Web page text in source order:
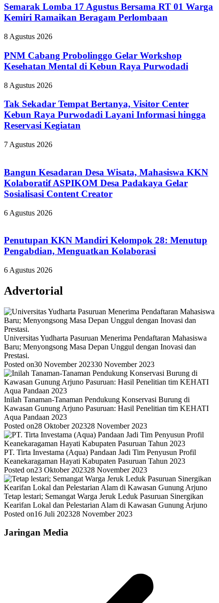
Semarak Lomba 17 Agustus Bersama RT 01 Warga
Kemiri Ramaikan Beragam Perlombaan
8 Agustus 2026
PNM Cabang Probolinggo Gelar Workshop
Kesehatan Mental di Kebun Raya Purwodadi
8 Agustus 2026
Tak Sekadar Tempat Bertanya, Visitor Center
Kebun Raya Purwodadi Layani Informasi hingga
Reservasi Kegiatan
7 Agustus 2026
Bangun Kesadaran Desa Wisata, Mahasiswa KKN
Kolaboratif ASPIKOM Desa Padakaya Gelar
Sosialisasi Content Creator
6 Agustus 2026
Penutupan KKN Mandiri Kelompok 28: Menutup
Pengabdian, Menguatkan Kolaborasi
6 Agustus 2026
Advertorial
Universitas Yudharta Pasuruan Menerima Pendaftaran Mahasiswa
Baru; Menyongsong Masa Depan Unggul dengan Inovasi dan
Prestasi.
Posted on30 November 202330 November 2023
Inilah Tanaman-Tanaman Pendukung Konservasi Burung di
Kawasan Gunung Arjuno Pasuruan: Hasil Penelitian tim KEHATI
Aqua Pandaan 2023
Posted on28 Oktober 202328 November 2023
PT. Tirta Investama (Aqua) Pandaan Jadi Tim Penyusun Profil
Keanekaragaman Hayati Kabupaten Pasuruan Tahun 2023
Posted on23 Oktober 202328 November 2023
Tetap lestari; Semangat Warga Jeruk Leduk Pasuruan Sinergikan
Kearifan Lokal dan Pelestarian Alam di Kawasan Gunung Arjuno
Posted on16 Juli 202328 November 2023
Jaringan Media